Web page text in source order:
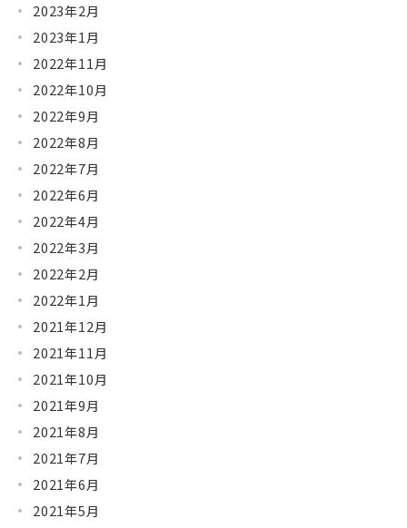
2023年2月
2023年1月
2022年11月
2022年10月
2022年9月
2022年8月
2022年7月
2022年6月
2022年4月
2022年3月
2022年2月
2022年1月
2021年12月
2021年11月
2021年10月
2021年9月
2021年8月
2021年7月
2021年6月
2021年5月